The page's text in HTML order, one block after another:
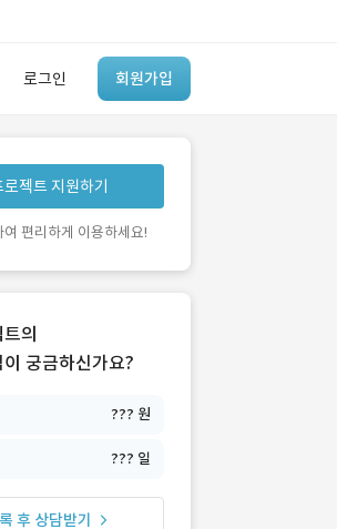
로그인 회원가입
검색 AI
’ 만들어본
사 있어?
로젝트 지원하기
여 편리하게 이용하세요!
의
궁금하신가요?
??? 원
??? 일
후 상담받기